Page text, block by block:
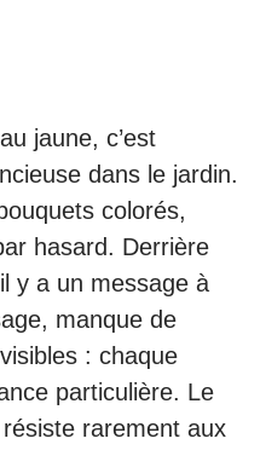
jaune, c’est
dans le jardin.
colorés,
hasard. Derrière
y a un message à
manque de
: chaque
particulière. Le
rarement aux